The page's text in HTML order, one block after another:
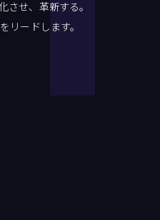
させ、革新する。
リードします。